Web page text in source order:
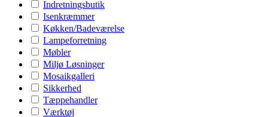
Indretningsbutik
Isenkræmmer
Køkken/Badeværelse
Lampeforretning
Møbler
Miljø Løsninger
Mosaikgalleri
Sikkerhed
Tæppehandler
Værktøj